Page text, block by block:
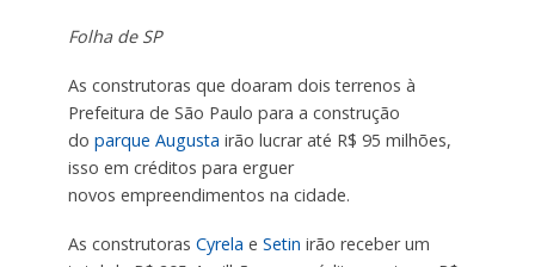
Folha de SP
As construtoras que doaram dois terrenos à
Prefeitura de São Paulo para a construção
do parque Augusta irão lucrar até R$ 95 milhões,
isso em créditos para erguer
novos empreendimentos na cidade.
As construtoras Cyrela e Setin irão receber um